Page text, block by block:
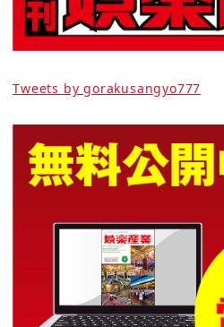
Tweets by gorakusangyo777